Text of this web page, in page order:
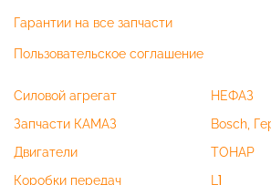
Гарантии на все запчасти
Пользовательское соглашение
Силовой агрегат
Запчасти КАМАЗ
Двигатели
Коробки передач
НЕФАЗ
Bosch,
ТОНАР
L1